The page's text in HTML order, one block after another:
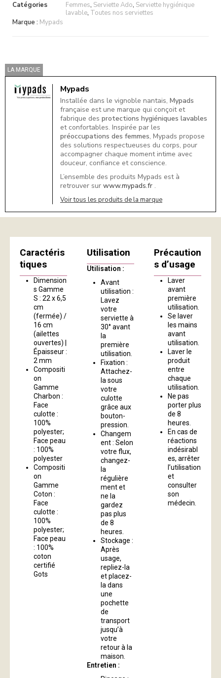
Catégories
Femmes, Serviette Ado, Serviette hygiénique
lavable, Toutes nos serviettes
Marque : Mypads
LA MARQUE
Mypads
Installée dans le vignoble nantais, Mypads
française est une marque qui conçoit et
fabrique des protections hygiéniques lavables
et confortables. Inspirée par les
préoccupations des femmes, Mypads propose
des solutions respectueuses du corps, pour
accompagner chaque moment intime avec
douceur, confiance et conscience.
L’ensemble des produits Mypads est à
retrouver sur www.mypads.fr .
Voir tous les produits de la marque
Caractéris
tiques
Dimension
s Gamme
S : 22 x 6,5
cm
(fermée) /
16 cm
(ailettes
ouvertes) |
Épaisseur :
2 mm
Compositi
on
Gamme
Charbon :
Face
culotte :
100%
polyester;
Face peau
: 100%
polyester
Compositi
on
Gamme
Coton :
Face
culotte :
100%
polyester;
Face peau
: 100%
coton
certifié
Gots
Utilisation
Utilisation :
Avant
utilisation :
Lavez
votre
serviette à
30° avant
la
première
utilisation.
Fixation :
Attachez-
la sous
votre
culotte
grâce aux
bouton-
pression.
Changem
ent : Selon
votre flux,
changez-
la
régulière
ment et
ne la
gardez
pas plus
de 8
heures.
Stockage :
Après
usage,
repliez-la
et placez-
la dans
une
pochette
de
transport
jusqu’à
votre
retour à la
maison.
Entretien :
Précaution
s d’usage
Laver
avant
première
utilisation.
Se laver
les mains
avant
utilisation.
Laver le
produit
entre
chaque
utilisation.
Ne pas
porter plus
de 8
heures.
En cas de
réactions
indésirabl
es, arrêter
l’utilisation
et
consulter
son
médecin.